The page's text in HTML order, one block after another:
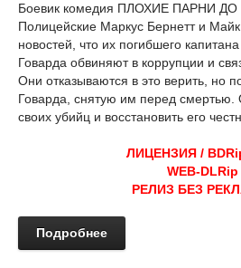
Боевик комедия ПЛОХИЕ ПАРНИ ДО
Полицейские Маркус Бернетт и
новостей, что их погибшего
Говарда обвиняют в коррупции и
Они отказываются в это верить, но
Говарда, снятую им перед смертью.
своих убийц и восстановить его
ЛИЦЕНЗИЯ /
WEB-DLRip
РЕЛИЗ БЕЗ
Подробнее